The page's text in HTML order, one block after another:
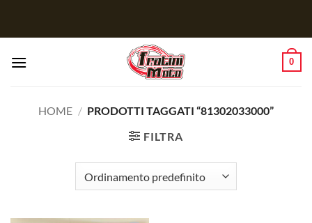
0
HOME / PRODOTTI TAGGATI “81302033000”
FILTRA